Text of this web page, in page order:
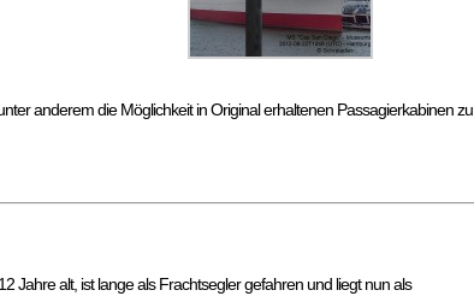
anderem die Möglichkeit in Original erhaltenen Passagierkabinen zu
Jahre alt, ist lange als Frachtsegler gefahren und liegt nun als